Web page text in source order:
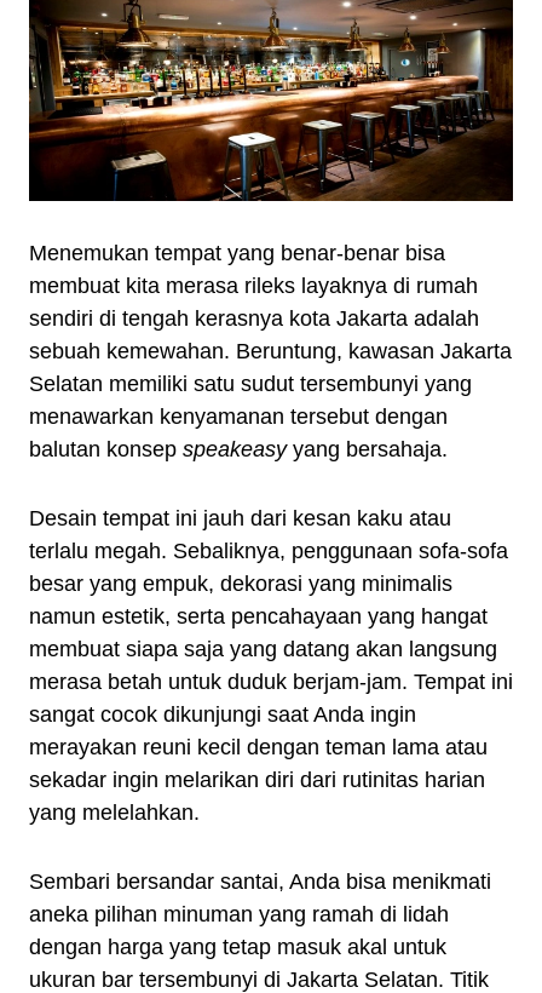
Menemukan tempat yang benar-benar bisa
membuat kita merasa rileks layaknya di rumah
sendiri di tengah kerasnya kota Jakarta adalah
sebuah kemewahan. Beruntung, kawasan Jakarta
Selatan memiliki satu sudut tersembunyi yang
menawarkan kenyamanan tersebut dengan
balutan konsep speakeasyyang bersahaja.
Desain tempat ini jauh dari kesan kaku atau
terlalu megah. Sebaliknya, penggunaan sofa-sofa
besar yang empuk, dekorasi yang minimalis
namun estetik, serta pencahayaan yang hangat
membuat siapa saja yang datang akan langsung
merasa betah untuk duduk berjam-jam. Tempat ini
sangat cocok dikunjungi saat Anda ingin
merayakan reuni kecil dengan teman lama atau
sekadar ingin melarikan diri dari rutinitas harian
yang melelahkan.
Sembari bersandar santai, Anda bisa menikmati
aneka pilihan minuman yang ramah di lidah
dengan harga yang tetap masuk akal untuk
ukuran bar tersembunyi di Jakarta Selatan. Titik